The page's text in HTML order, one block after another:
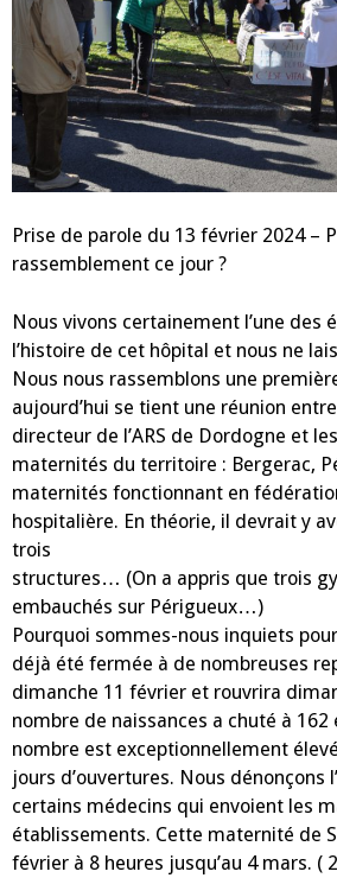
Prise de parole du 13 février 2024 –
rassemblement ce jour ?
Nous vivons certainement l’une des
l’histoire de cet hôpital et nous ne
Nous nous rassemblons une
aujourd’hui se tient une réunion
directeur de l’ARS de Dordogne et
maternités du territoire : Bergerac,
maternités fonctionnant en
hospitalière. En théorie, il devrait y
trois
structures… (On a appris que trois
embauchés sur Périgueux…)
Pourquoi sommes-nous inquiets
déjà été fermée à de nombreuses
dimanche 11 février et rouvrira
nombre de naissances a chuté à 162
nombre est exceptionnellement
jours d’ouvertures. Nous dénonçons
certains médecins qui envoient les
établissements. Cette maternité de
février à 8 heures jusqu’au 4 mars. (